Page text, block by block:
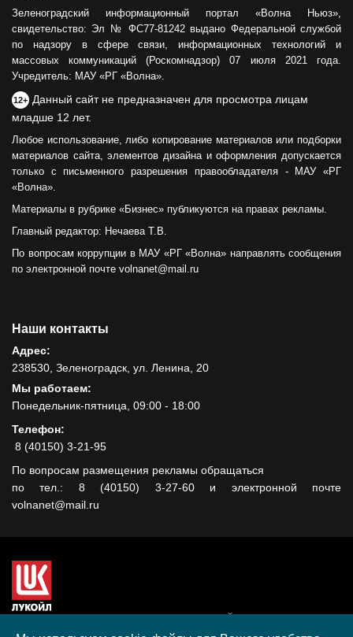
Зеленоградский информационный портал «Волна Ньюз»,
свидетельство: Эл № ФС77-81242 выдано Федеральной службой
по надзору в сфере связи, информационных технологий и
массовых коммуникаций (Роскомнадзор) 07 июля 2021 года.
Учредитель: МАУ «РГ «Волна».
12+ Данный сайт не предназначен для просмотра лицам
младше 12 лет.
Любое использование, либо копирование материалов или подборки
материалов сайта, элементов дизайна и оформления допускается
только с письменного разрешения правообладателя - МАУ «РГ
«Волна».
Материалы в рубрике «Бизнес» публикуются на правах рекламы.
Главный редактор: Нечаева Т.В.
По вопросам коррупции в МАУ «РГ «Волна» направлять сообщения
по электронной почте volnanet@mail.ru
Наши контакты
Адрес:
238530, Зеленоградск, ул. Ленина, 20
Мы работаем:
Понедельник-пятница, 09:00 - 18:00
Телефон:
8 (40150) 3-21-95
По вопросам размещения рекламы обращаться
по тел.: 8 (40150) 3-27-60 и электронной почте
volnanet@mail.ru